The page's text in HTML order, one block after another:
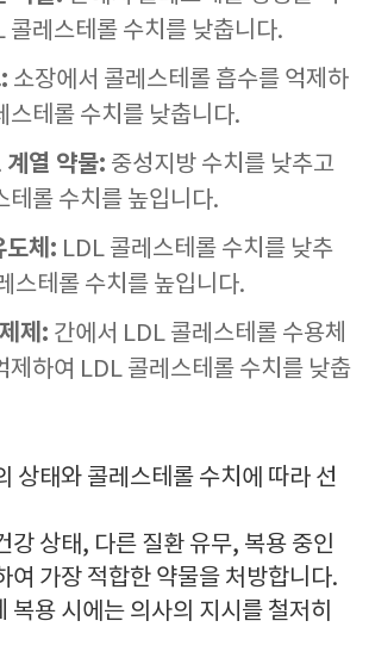
콜레스테롤 수치를 낮춥니다.
소장에서 콜레스테롤 흡수를 억제하
스테롤 수치를 낮춥니다.
계열 약물: 중성지방 수치를 낮추고
테롤 수치를 높입니다.
도체: LDL 콜레스테롤 수치를 낮추
스테롤 수치를 높입니다.
제: 간에서 LDL 콜레스테롤 수용체
제하여 LDL 콜레스테롤 수치를 낮춥
상태와 콜레스테롤 수치에 따라 선
강 상태, 다른 질환 유무, 복용 중인
여 가장 적합한 약물을 처방합니다.
복용 시에는 의사의 지시를 철저히